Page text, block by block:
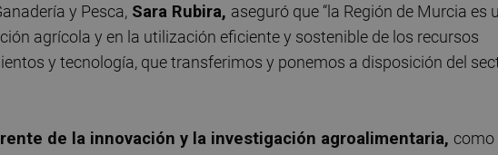
y Pesca, Sara Rubira, aseguró que “la Región de Murcia es
agrícola y en la utilización eficiente y sostenible de los recursos
y tecnología, que transferimos y ponemos a disposición del
de la innovación y la investigación agroalimentaria, como